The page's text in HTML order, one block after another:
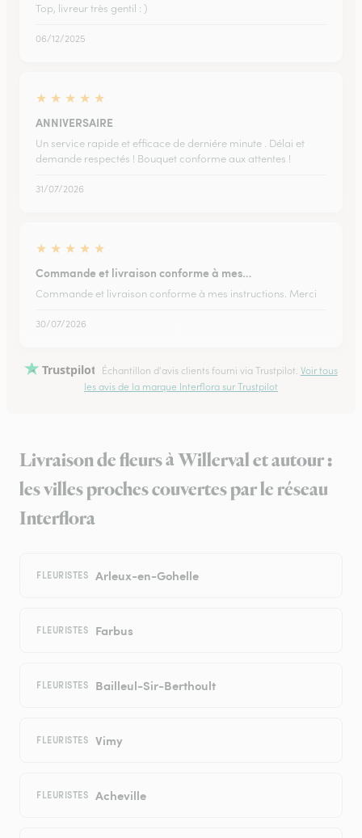
Top, livreur très gentil : )
06/12/2025
★ ★ ★ ★ ★
ANNIVERSAIRE
Un service rapide et efficace de derniére minute . Délai et
demande respectés ! Bouquet conforme aux attentes !
31/07/2026
★ ★ ★ ★ ★
Commande et livraison conforme à mes…
Commande et livraison conforme à mes instructions. Merci
30/07/2026
Trustpilot Échantillon d'avis clients fourni via Trustpilot. Voir tous
les avis de la marque Interflora sur Trustpilot
Livraison de fleurs à Willerval et autour :
les villes proches couvertes par le réseau
Interflora
FLEURISTES Arleux-en-Gohelle
FLEURISTES Farbus
FLEURISTES Bailleul-Sir-Berthoult
FLEURISTES Vimy
FLEURISTES Acheville